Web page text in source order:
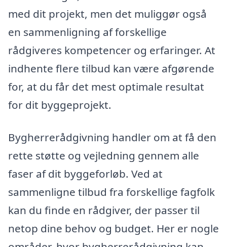
med dit projekt, men det muliggør også
en sammenligning af forskellige
rådgiveres kompetencer og erfaringer. At
indhente flere tilbud kan være afgørende
for, at du får det mest optimale resultat
for dit byggeprojekt.
Bygherrerådgivning handler om at få den
rette støtte og vejledning gennem alle
faser af dit byggeforløb. Ved at
sammenligne tilbud fra forskellige fagfolk
kan du finde en rådgiver, der passer til
netop dine behov og budget. Her er nogle